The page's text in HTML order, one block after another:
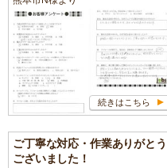
続きはこちら
ご丁寧な対応・作業ありがとう
ございました！